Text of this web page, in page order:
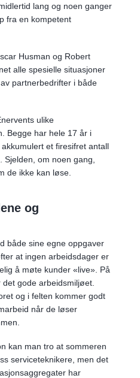
lang og noen ganger
fra en kompetent
Husman og Robert
alle spesielle situasjoner
partnerbedrifter i både
ulike
Begge har hele 17 år i
et firesifret antall
om noen gang,
de ikke kan løse.
og
både sine egne oppgaver
at ingen arbeidsdager er
å møte kunder «live». På
gode arbeidsmiljøet.
og i felten kommer godt
når de løser
kan man tro at sommeren
serviceteknikere, men det
har